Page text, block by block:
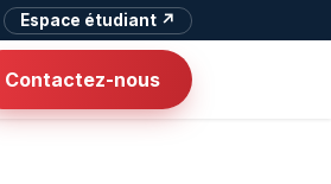
Espace étudiant ↗
Contactez-nous